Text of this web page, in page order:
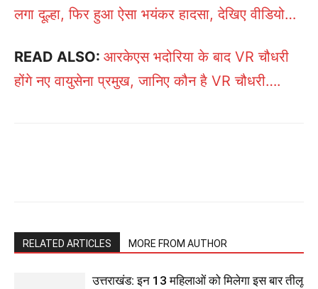
लगा दूल्हा, फिर हुआ ऐसा भयंकर हादसा, देखिए वीडियो…
READ ALSO: आरकेएस भदोरिया के बाद VR चौधरी
होंगे नए वायुसेना प्रमुख, जानिए कौन है VR चौधरी….
RELATED ARTICLES MORE FROM AUTHOR
उत्तराखंड: इन 13 महिलाओं को मिलेगा इस बार तीलू